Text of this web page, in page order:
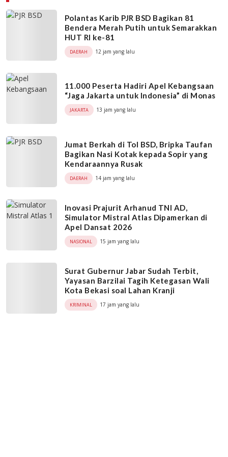
Polantas Karib PJR BSD Bagikan 81
Bendera Merah Putih untuk Semarakkan
HUT RI ke-81
DAERAH 12 jam yang lalu
11.000 Peserta Hadiri Apel Kebangsaan
“Jaga Jakarta untuk Indonesia” di Monas
JAKARTA 13 jam yang lalu
Jumat Berkah di Tol BSD, Bripka Taufan
Bagikan Nasi Kotak kepada Sopir yang
Kendaraannya Rusak
DAERAH 14 jam yang lalu
Inovasi Prajurit Arhanud TNI AD,
Simulator Mistral Atlas Dipamerkan di
Apel Dansat 2026
NASIONAL 15 jam yang lalu
Surat Gubernur Jabar Sudah Terbit,
Yayasan Barzilai Tagih Ketegasan Wali
Kota Bekasi soal Lahan Kranji
KRIMINAL 17 jam yang lalu